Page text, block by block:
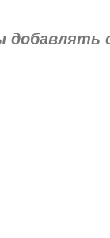
добавлять